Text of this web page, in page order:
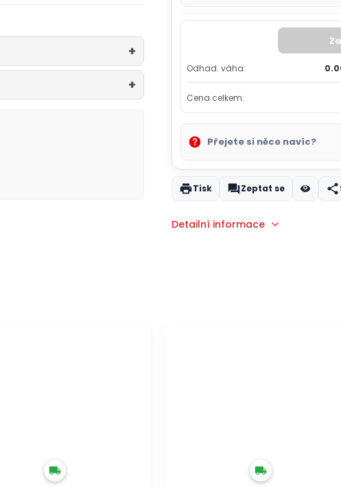
Odhad. váha:
Cena celkem:
Přejete si něco navíc?
Tisk Zeptat se
Detailní informace